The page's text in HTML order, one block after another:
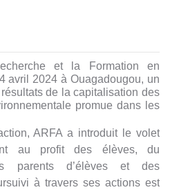
et la Formation en
avril 2024 à Ouagadougou, un
de la capitalisation des
promue dans les
ARFA a introduit le volet
au profit des élèves, du
parents d’élèves et des
à travers ses actions est